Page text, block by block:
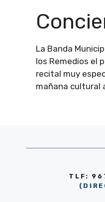
La Banda
los Remedios el
recital muy
mañana cultural
TLF: